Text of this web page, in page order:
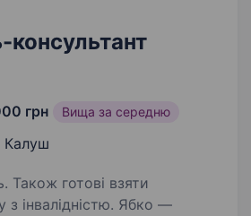
грн Вища за середню
Калуш
Також готові взяти
Ябко —